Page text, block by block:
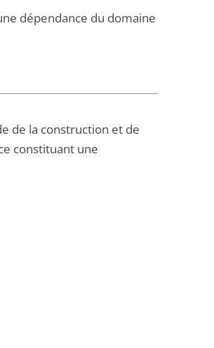
dépendance du domaine
de la construction et de
constituant une